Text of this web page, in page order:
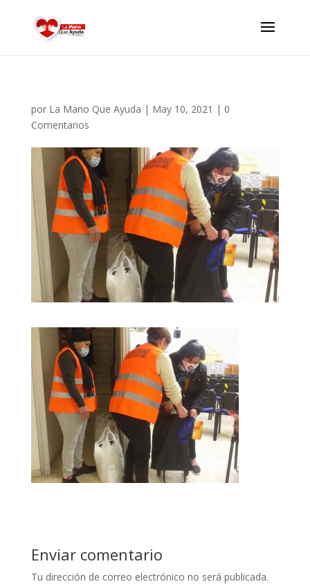
por La Mano Que Ayuda | May 10, 2021 | 0
Comentarios
Enviar comentario
Tu dirección de correo electrónico no será publicada.